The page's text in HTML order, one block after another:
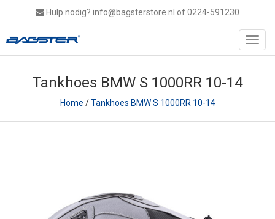
Hulp nodig? info@bagsterstore.nl of 0224-591230
Tankhoes BMW S 1000RR 10-14
Home /Tankhoes BMW S 1000RR 10-14